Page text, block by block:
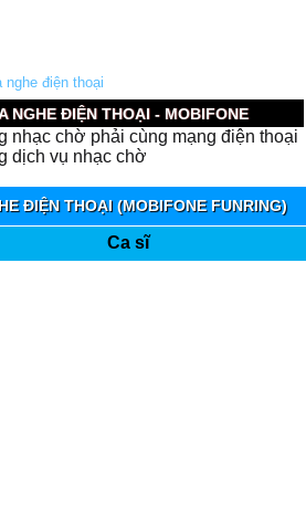
nghe điện thoại
NGHE ĐIỆN THOẠI - MOBIFONE
nhạc chờ phải cùng mạng điện thoại
dịch vụ nhạc chờ
ĐIỆN THOẠI (MOBIFONE FUNRING)
Ca sĩ